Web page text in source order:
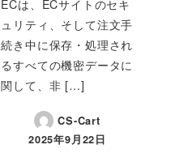
ECは、ECサイトのセキ
ュリティ、そして注文手
続き中に保存・処理され
るすべての機密データに
関して、非 […]
CS-Cart
投稿日
2025年9月22日